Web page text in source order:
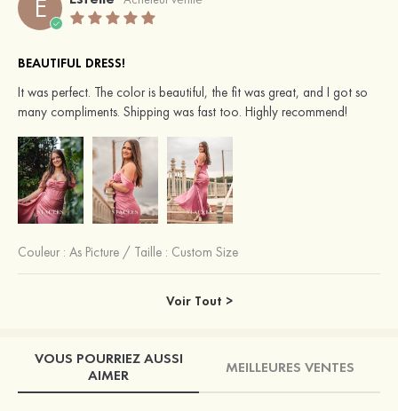
E
BEAUTIFUL DRESS!
It was perfect. The color is beautiful, the fit was great, and I got so
many compliments. Shipping was fast too. Highly recommend!
Couleur : As Picture / Taille : Custom Size
Voir Tout >
VOUS POURRIEZ AUSSI
AIMER
MEILLEURES VENTES